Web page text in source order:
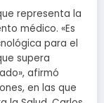
representa la
médico. «Es
para el
supera
afirmó
en las que